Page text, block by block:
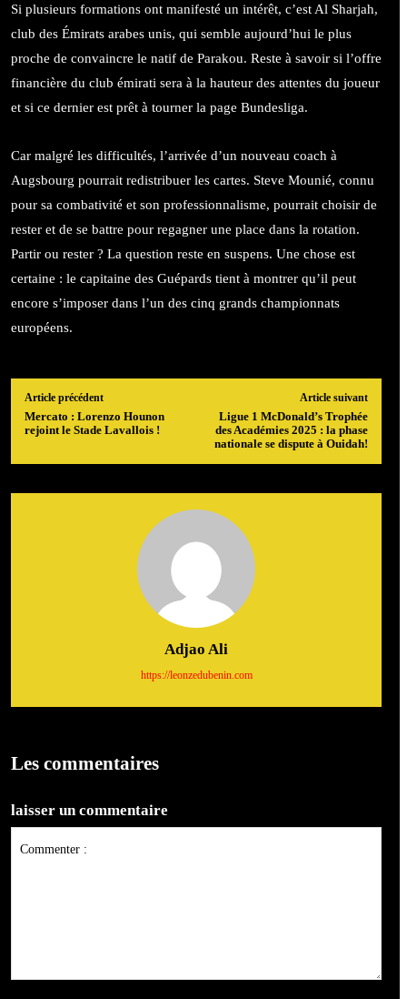
Si plusieurs formations ont manifesté un intérêt, c’est Al Sharjah,
club des Émirats arabes unis, qui semble aujourd’hui le plus
proche de convaincre le natif de Parakou. Reste à savoir si l’offre
financière du club émirati sera à la hauteur des attentes du joueur
et si ce dernier est prêt à tourner la page Bundesliga.
Car malgré les difficultés, l’arrivée d’un nouveau coach à
Augsbourg pourrait redistribuer les cartes. Steve Mounié, connu
pour sa combativité et son professionnalisme, pourrait choisir de
rester et de se battre pour regagner une place dans la rotation.
Partir ou rester ? La question reste en suspens. Une chose est
certaine : le capitaine des Guépards tient à montrer qu’il peut
encore s’imposer dans l’un des cinq grands championnats
européens.
Article précédent
Mercato : Lorenzo Hounon
rejoint le Stade Lavallois !
Article suivant
Ligue 1 McDonald’s Trophée
des Académies 2025 : la phase
nationale se dispute à Ouidah!
Adjao Ali
https://leonzedubenin.com
Les commentaires
laisser un commentaire